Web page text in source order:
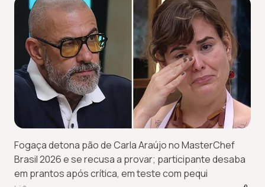
Fogaça detona pão de Carla Araújo no MasterChef
Brasil 2026 e se recusa a provar; participante desaba
em prantos após crítica, em teste com pequi